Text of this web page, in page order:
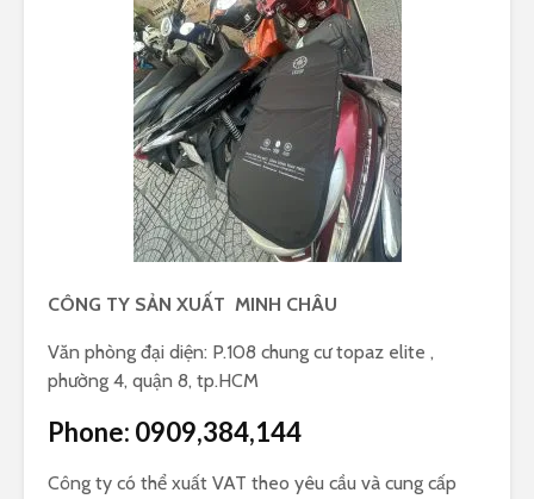
CÔNG TY SẢN XUẤT MINH CHÂU
Văn phòng đại diện: P.108 chung cư topaz elite ,
phường 4, quận 8, tp.HCM
Phone: 0909,384,144
Công ty có thể xuất VAT theo yêu cầu và cung cấp